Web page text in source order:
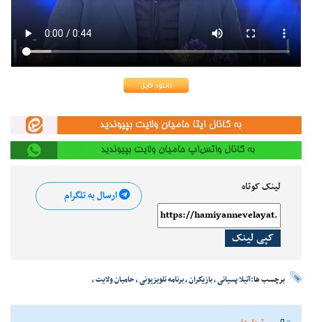
لینک کوتاه
کپی لینک
ارسال به تلگرام
برچسب ها:آتیلا پسیانی،بازیگران،برنامه تلویزیونی،حامیان ولایت،